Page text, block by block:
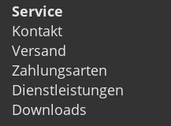
Service
Kontakt
Versand
Zahlungsarten
Dienstleistungen
Downloads